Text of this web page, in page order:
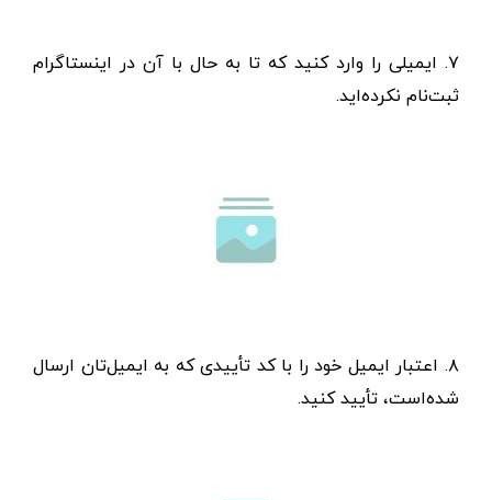
۷. ایمیلی را وارد کنید که تا به حال با آن در اینستاگرام
ثبت‌نام نکرده‌اید.
۸. اعتبار ایمیل خود را با کد تأییدی که به ایمیل‌تان ارسال
شده‌است، تأیید کنید.